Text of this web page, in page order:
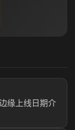
缘上线日期介